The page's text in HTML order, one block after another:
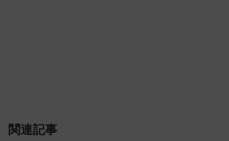
関連記事